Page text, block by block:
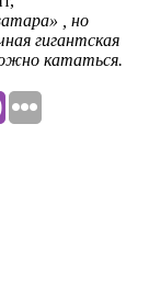
, но
гигантская
кататься.